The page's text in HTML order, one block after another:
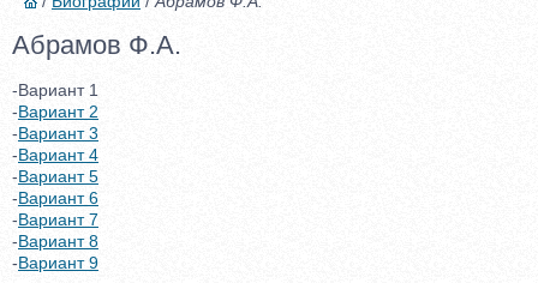
Абрамов Ф.А.
-Вариант 1
-Вариант 2
-Вариант 3
-Вариант 4
-Вариант 5
-Вариант 6
-Вариант 7
-Вариант 8
-Вариант 9